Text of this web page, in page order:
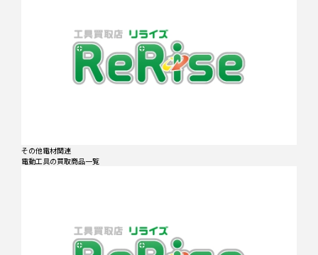
その他電材関連
電動工具の買取商品一覧